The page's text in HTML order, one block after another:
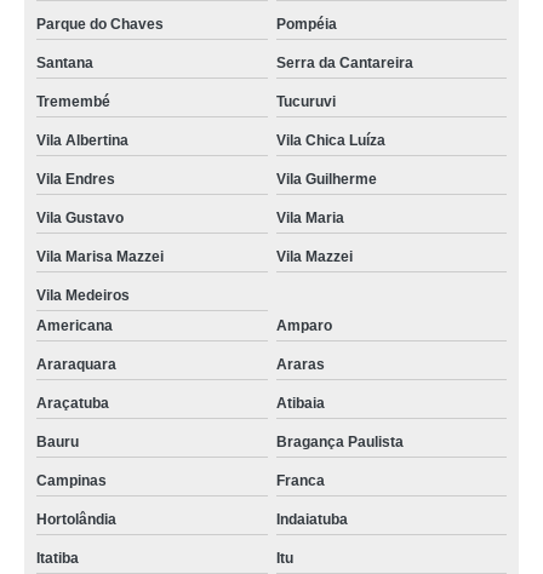
Parque do Chaves Pompéia
Santana Serra da Cantareira
Tremembé Tucuruvi
Vila Albertina Vila Chica Luíza
Vila Endres Vila Guilherme
Vila Gustavo Vila Maria
Vila Marisa Mazzei Vila Mazzei
Vila Medeiros
Americana
Amparo
Araraquara Araras
Araçatuba Atibaia
Bauru Bragança Paulista
Campinas Franca
Hortolândia Indaiatuba
Itatiba Itu